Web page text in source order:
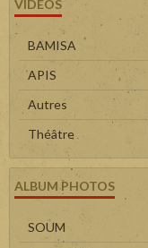
VIDÉOS
BAMISA
APIS
Autres
Théâtre
ALBUM PHOTOS
SOUM